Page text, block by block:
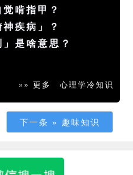
啃指甲？
疾病」？
是啥意思？
»» 更多 心理学冷知识
下一条 » 趣味知识